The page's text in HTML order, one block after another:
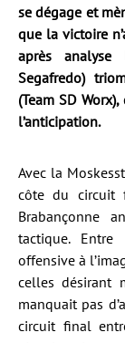
se dégage et
que la victoire
après
Segafredo)
(Team SD
l’anticipation.
Avec la
côte du circuit
Brabançonne
tactique.
offensive à
celles désirant
manquait pas
circuit final